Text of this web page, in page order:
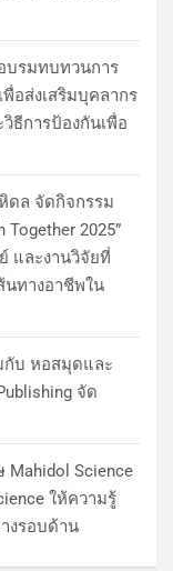
บรมทบทวนการ
อส่งเสริมบุคลากร
ธีการป้องกันเพื่อ
ดล จัดกิจกรรม
Together 2025”
และงานวิจัยที่
นทางอาชีพใน
บ หอสมุดและ
จัด
Science
ให้ความรู้
งรอบด้าน